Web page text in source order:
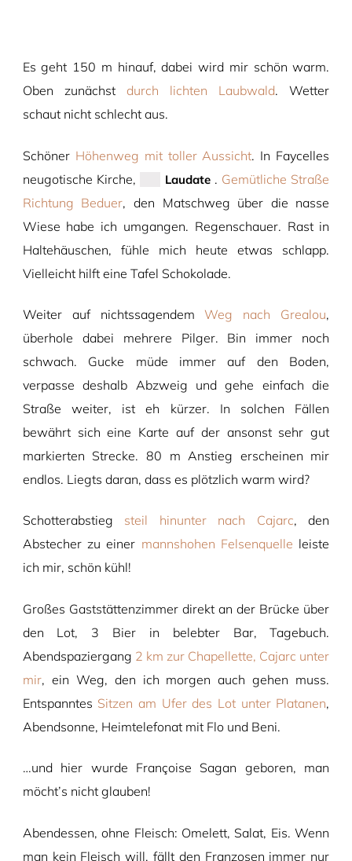
Es geht 150 m hinauf, dabei wird mir schön warm.
Oben zunächst durch lichten Laubwald. Wetter
schaut nicht schlecht aus.
Schöner Höhenweg mit toller Aussicht. In Faycelles
neugotische Kirche,
Laudate . Gemütliche Straße
Richtung Beduer, den Matschweg über die nasse
Wiese habe ich umgangen. Regenschauer. Rast in
Haltehäuschen, fühle mich heute etwas schlapp.
Vielleicht hilft eine Tafel Schokolade.
Weiter auf nichtssagendem Weg nach Grealou,
überhole dabei mehrere Pilger. Bin immer noch
schwach. Gucke müde immer auf den Boden,
verpasse deshalb Abzweig und gehe einfach die
Straße weiter, ist eh kürzer. In solchen Fällen
bewährt sich eine Karte auf der ansonst sehr gut
markierten Strecke. 80 m Anstieg erscheinen mir
endlos. Liegts daran, dass es plötzlich warm wird?
Schotterabstieg steil hinunter nach Cajarc, den
Abstecher zu einer mannshohen Felsenquelle leiste
ich mir, schön kühl!
Großes Gaststättenzimmer direkt an der Brücke über
den Lot, 3 Bier in belebter Bar, Tagebuch.
Abendspaziergang 2 km zur Chapellette, Cajarc unter
mir, ein Weg, den ich morgen auch gehen muss.
Entspanntes Sitzen am Ufer des Lot unter Platanen,
Abendsonne, Heimtelefonat mit Flo und Beni.
…und hier wurde Françoise Sagan geboren, man
möcht’s nicht glauben!
Abendessen, ohne Fleisch: Omelett, Salat, Eis. Wenn
man kein Fleisch will, fällt den Franzosen immer nur